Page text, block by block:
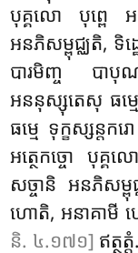
បុគ្គលោ បុព្ពេ
អនភិសម្ពុជ្ឈតិ, ទិដ្
បារមិញ្ច បាបុ
អននុស្សុតេសុ ធម្
ធម្មេ ទុក្ខស្សន្ត
អត្ថេកច្ចោ បុគ្
សច្ចានិ អនភិសម្ពុ
ហោតិ, អនាគាមី ហ
និ. ៤.១៧១] ឥត្ថ